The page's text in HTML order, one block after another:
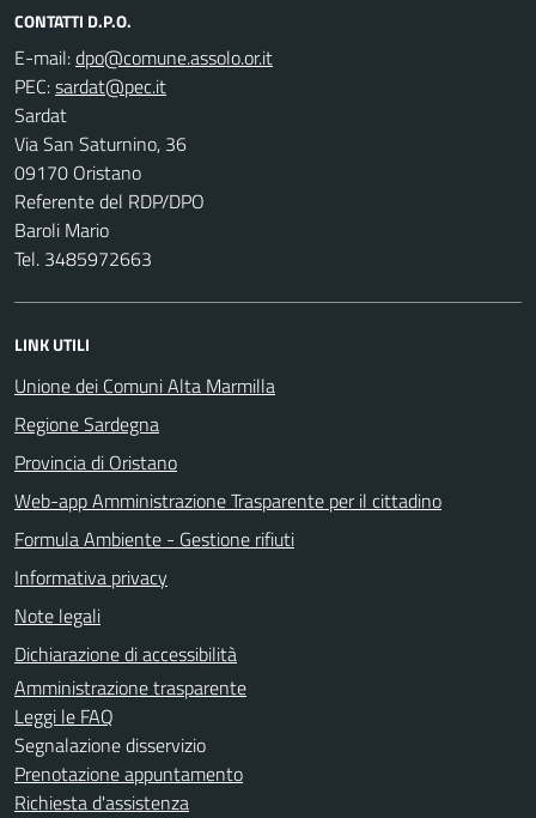
CONTATTI D.P.O.
E-mail:
PEC:
Sardat
Via San Saturnino, 36
09170 Oristano
Referente del RDP/DPO
Baroli Mario
Tel. 3485972663
LINK UTILI
Unione dei Comuni Alta Marmilla
Regione Sardegna
Provincia di Oristano
Web-app Amministrazione Trasparente per il cittadino
Formula Ambiente - Gestione rifiuti
Informativa privacy
Note legali
Dichiarazione di accessibilità
Amministrazione trasparente
Leggi le FAQ
Segnalazione disservizio
Prenotazione appuntamento
Richiesta d'assistenza